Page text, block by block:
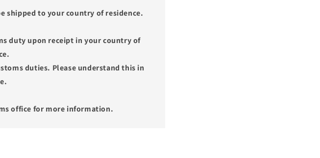
shipped to your country of residence.
duty upon receipt in your country of
duties. Please understand this in
office for more information.